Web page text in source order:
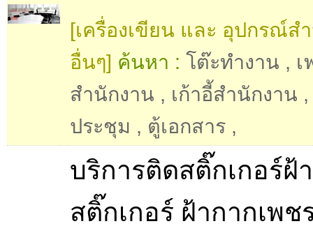
[เครื่องเขียน และ อุปกรณ์ส
อื่นๆ] ค้นหา : โต๊ะทำงาน , เ
สำนักงาน , เก้าอี้สำนักงาน
ประชุม , ตู้เอกสาร ,
บริการติดสติ๊กเกอร์ฝ้
สติ๊กเกอร์ ฝ้ากากเพช